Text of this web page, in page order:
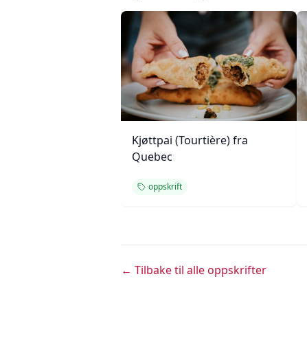
Kjøttpai (Tourtière) fra
Quebec
oppskrift
← Tilbake til alle oppskrifter